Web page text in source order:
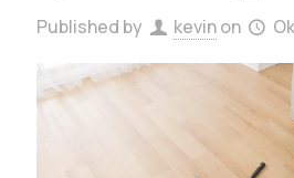
Published by kevinon